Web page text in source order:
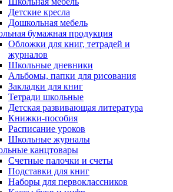
Детские кресла
Дошкольная мебель
бумажная продукция
Обложки для книг, тетрадей и
журналов
Школьные дневники
Альбомы, папки для рисования
Закладки для книг
Тетради школьные
Детская развивающая литература
Книжки-пособия
Расписание уроков
Школьные журналы
канцтовары
Счетные палочки и счеты
Подставки для книг
Наборы для первоклассников